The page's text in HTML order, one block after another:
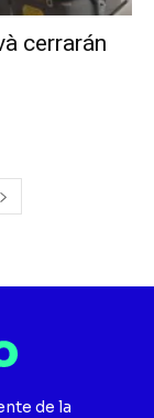
cerrarán
de la